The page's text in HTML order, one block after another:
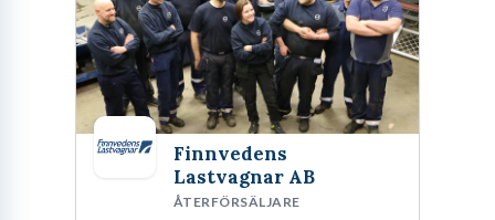
moderna näringslivet
Att arbeta som Personal/HR-chef innebär att balansera på en lina
mellan organisationens affärsmässiga mål och medarbetarnas
välbefinnande. Det är en position som har genomgått en
omfattande transformation under de senaste decennierna. Från
att tidigare ha betraktats som en administrativ stödfunktion,
Finnvedens
Lastvagnar AB
ÅTERFÖRSÄLJARE